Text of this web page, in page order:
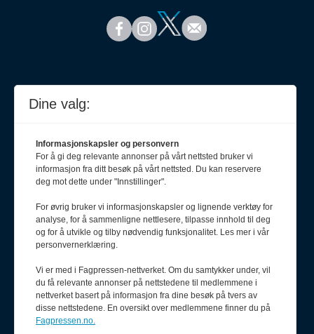
Meld deg på nyhetsbrev
Dine valg:
Informasjonskapsler og personvern
For å gi deg relevante annonser på vårt nettsted bruker vi
informasjon fra ditt besøk på vårt nettsted. Du kan reservere
deg mot dette under "Innstillinger".
For øvrig bruker vi informasjonskapsler og lignende verktøy for
analyse, for å sammenligne nettlesere, tilpasse innhold til deg
og for å utvikle og tilby nødvendig funksjonalitet. Les mer i vår
personvernerklæring.
Vi er med i Fagpressen-nettverket. Om du samtykker under, vil
du få relevante annonser på nettstedene til medlemmene i
nettverket basert på informasjon fra dine besøk på tvers av
disse nettstedene. En oversikt over medlemmene finner du på
Fagpressen.no.